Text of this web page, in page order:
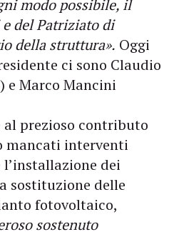
modo possibile, il
del Patriziato di
della struttura». Oggi
ci sono Claudio
e Marco Mancini
al prezioso contributo
mancati interventi
dei
sostituzione delle
fotovoltaico,
sostenuto